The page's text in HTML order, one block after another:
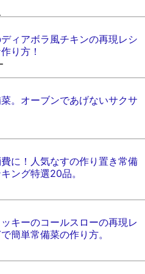
ィアボラ風チキンの再現レシ
り方！
。オーブンであげないサクサ
に！人気なすの作り置き常備
ング特選20品。
キーのコールスローの再現レ
簡単常備菜の作り方。